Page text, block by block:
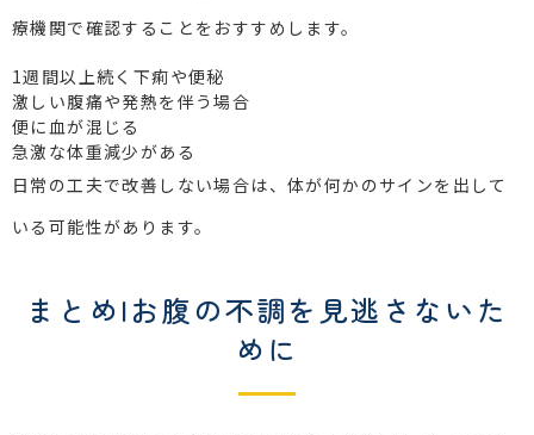
療機関で確認することをおすすめします。
1週間以上続く下痢や便秘
激しい腹痛や発熱を伴う場合
便に血が混じる
急激な体重減少がある
日常の工夫で改善しない場合は、体が何かのサインを出して
いる可能性があります。
まとめ|お腹の不調を見逃さないた
めに